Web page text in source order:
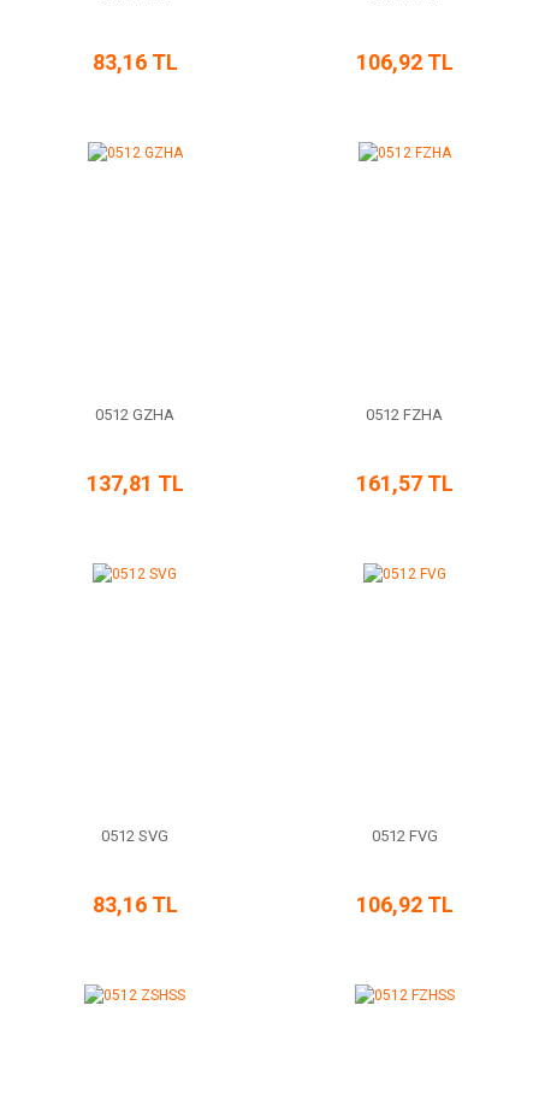
83,16 TL 106,92 TL
0512 GZHA
137,81 TL
0512 FZHA
161,57 TL
0512 SVG
83,16 TL
0512 FVG
106,92 TL